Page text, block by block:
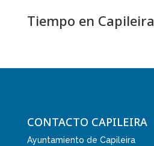
Tiempo en Capileira
CONTACTO CAPILEIRA
Ayuntamiento de Capileira